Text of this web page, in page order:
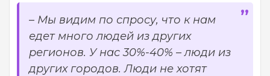
– Мы видим по спросу, что к нам
едет много людей из других
регионов. У нас 30%-40% – люди из
других городов. Люди не хотят